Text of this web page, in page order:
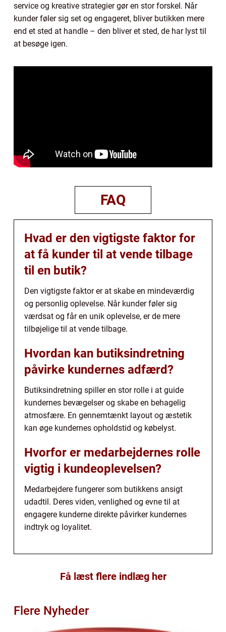
service og kreative strategier gør en stor forskel. Når
kunder føler sig set og engageret, bliver butikken mere
end et sted at handle – den bliver et sted, de har lyst til
at besøge igen.
FAQ
Hvad er den vigtigste faktor for
at få kunder til at vende tilbage
til en butik?
Den vigtigste faktor er at skabe en mindeværdig
og personlig oplevelse. Når kunder føler sig
værdsat og får en unik oplevelse, er de mere
tilbøjelige til at vende tilbage.
Hvordan kan butiksindretning
påvirke kundernes adfærd?
Butiksindretning spiller en stor rolle i at guide
kundernes bevægelser og skabe en behagelig
atmosfære. En gennemtænkt layout og æstetik
kan øge kundernes opholdstid og købelyst.
Hvorfor er medarbejdernes rolle
vigtig i kundeoplevelsen?
Medarbejdere fungerer som butikkens ansigt
udadtil. Deres viden, venlighed og evne til at
engagere kunderne direkte påvirker kundernes
indtryk og loyalitet.
Få læst flere indlæg her
Flere Nyheder